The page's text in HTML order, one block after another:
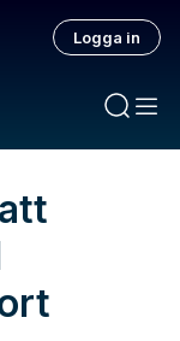
Logga in